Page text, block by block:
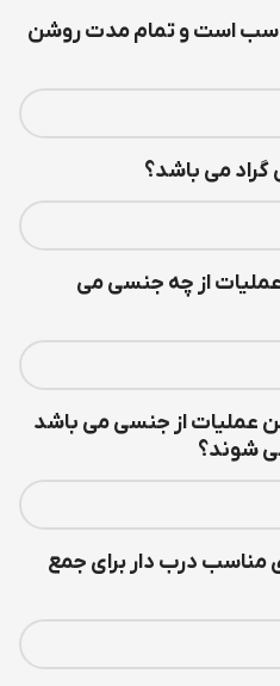
است و تمام مدت روشن
می باشد؟
از چه جنسی می
عملیات از جنسی می باشد
شوند؟
مناسب درب دار برای جمع